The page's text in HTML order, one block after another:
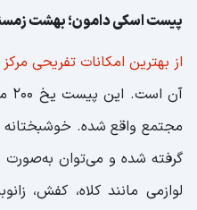
پیست اسکی دامون؛ بهشت
از بهترین امکانات تفریحی
مجتمع واقع شده. خوشبختانه
گرفته شده و می‌توان به‌صورت
لوازمی مانند کلاه، کفش،